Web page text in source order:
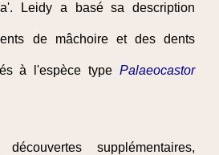
Leidy a basé sa description
de mâchoire et des dents
à l'espèce type Palaeocastor
supplémentaires,